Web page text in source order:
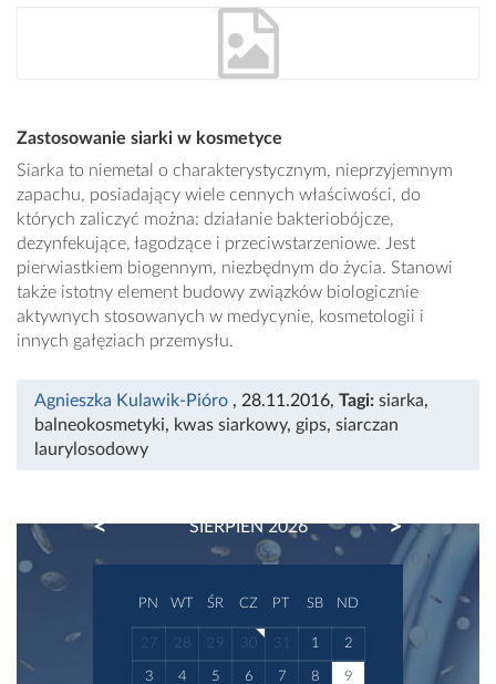
Zastosowanie siarki w kosmetyce
Siarka to niemetal o charakterystycznym, nieprzyjemnym
zapachu, posiadający wiele cennych właściwości, do
których zaliczyć można: działanie bakteriobójcze,
dezynfekujące, łagodzące i przeciwstarzeniowe. Jest
pierwiastkiem biogennym, niezbędnym do życia. Stanowi
także istotny element budowy związków biologicznie
aktywnych stosowanych w medycynie, kosmetologii i
innych gałęziach przemysłu.
Agnieszka Kulawik-Pióro , 28.11.2016, Tagi: siarka,
balneokosmetyki, kwas siarkowy, gips, siarczan
laurylosodowy
SIERPIEŃ 2026
PREVIOUS NEXT
PN WT ŚR CZ PT SB ND
27 28 29 30 31 1 2
3 4 5 6 7 8 9